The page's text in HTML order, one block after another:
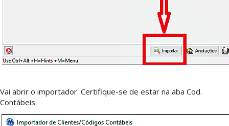
Vai abrir o importador. Certifique-se de estar na aba Cod.
Contábeis.